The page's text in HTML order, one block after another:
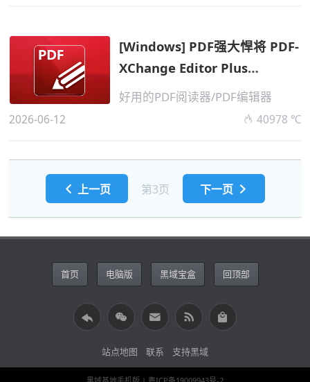
[Windows] PDF强大悍将 PDF-
XChange Editor Plus
v11.0.1.0 便携...
好用的PDF阅读器/PDF编辑器
2026-06-12 40978 ℃
上一页 第3页 下一页
首页 电脑版 黑域宝盒 回顶部
站点地图 联系 支持黑域